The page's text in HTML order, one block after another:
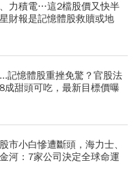
力積電…這2檔股價又快半
財報是記憶體股救贖或地
記憶體股重挫免驚？官股法
成甜頭可吃，最新目標價曝
市小白慘遭斷頭，海力士、
河：7家公司決定全球命運